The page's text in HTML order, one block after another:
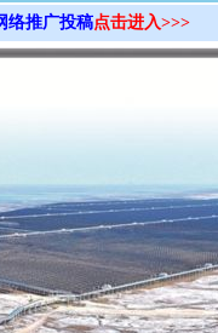
络推广投稿点击进入>>>